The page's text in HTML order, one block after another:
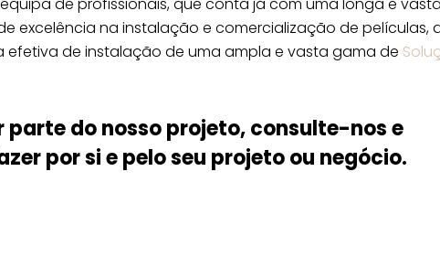
excelência na instalação e comercialização de películas,
efetiva de instalação de uma ampla e vasta gama de
do nosso projeto, consulte-nos e
por si e pelo seu projeto ou negócio.